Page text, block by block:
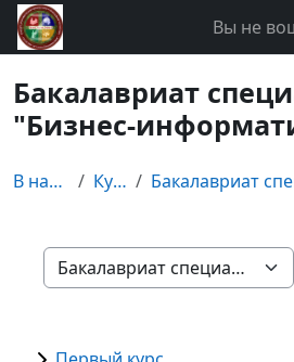
Перейти к основному содержанию
Вы не
Бакалавриат
"Бизнес-
В начало Курсы
Категории курсов